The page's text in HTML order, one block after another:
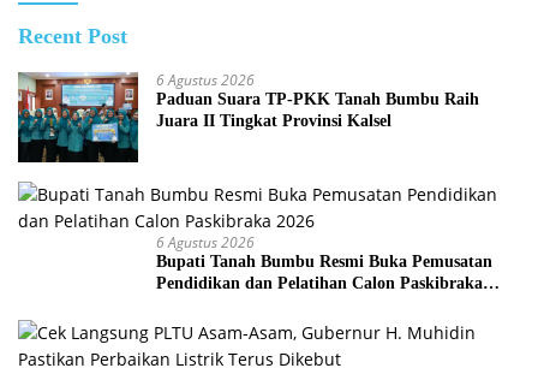
Recent Post
6 Agustus 2026
Paduan Suara TP-PKK Tanah Bumbu Raih
Juara II Tingkat Provinsi Kalsel
6 Agustus 2026
Bupati Tanah Bumbu Resmi Buka Pemusatan
Pendidikan dan Pelatihan Calon Paskibraka